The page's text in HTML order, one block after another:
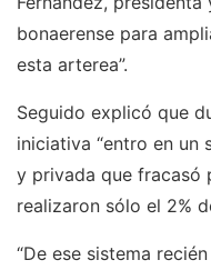
bonaerense para
esta arterea”.
Seguido explicó que
iniciativa “entro en
y privada que fracasó
realizaron sólo el 2%
“De ese sistema